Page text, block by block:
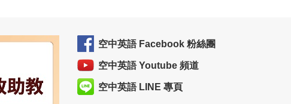
空中英語 Facebook 粉絲團
空中英語 Youtube 頻道
空中英語 LINE 專頁